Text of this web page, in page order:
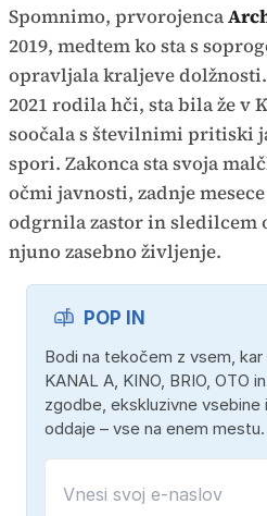
Spomnimo, prvorojenca
2019, medtem ko sta s
opravljala kraljeve
2021 rodila hči, sta bila že v
soočala s številnimi pritiski
spori. Zakonca sta svoja
očmi javnosti, zadnje
odgrnila zastor in sledilcem
njuno zasebno življenje.
POP IN
Bodi na tekočem z vsem, kar
KANAL A, KINO, BRIO, OTO
zgodbe, ekskluzivne vsebine
oddaje – vse na enem mestu.